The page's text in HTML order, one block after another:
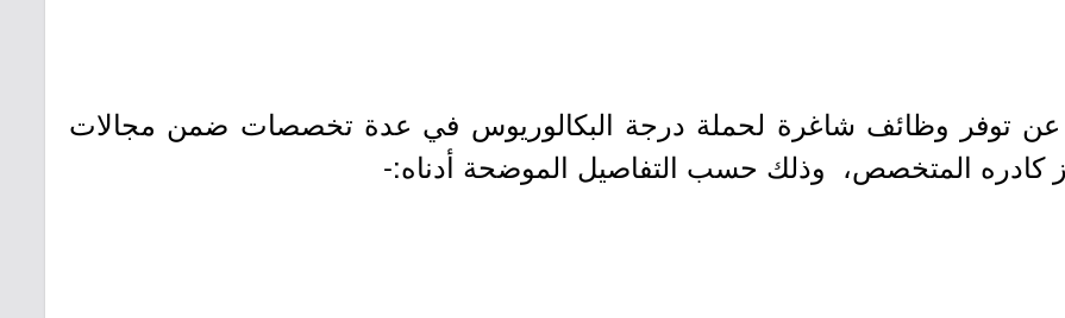
عن توفر وظائف شاغرة لحملة درجة البكالوريوس في عدة تخصصات ضمن مجالات
كادره المتخصص، وذلك حسب التفاصيل الموضحة أدناه:-